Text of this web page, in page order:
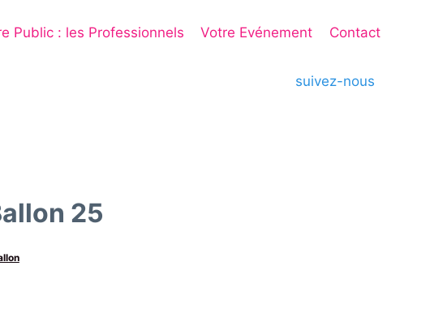
Public : les Professionnels Votre Evénement Contact
suivez-nous
25